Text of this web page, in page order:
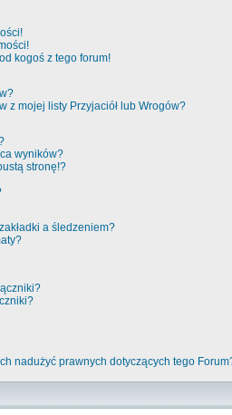
kogoś z tego forum!
z mojej listy Przyjaciół lub Wrogów?
wyników?
stronę!?
a śledzeniem?
nadużyć prawnych dotyczących tego